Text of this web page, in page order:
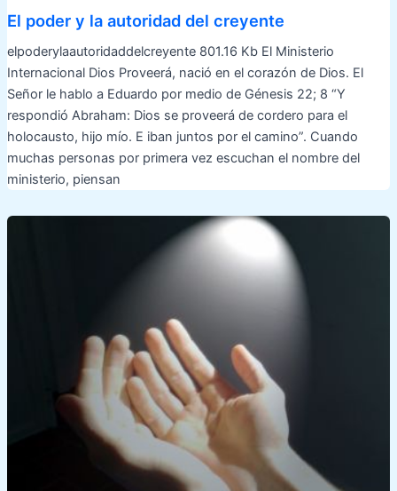
El poder y la autoridad del creyente
elpoderylaautoridaddelcreyente 801.16 Kb El Ministerio
Internacional Dios Proveerá, nació en el corazón de Dios. El
Señor le hablo a Eduardo por medio de Génesis 22; 8 “Y
respondió Abraham: Dios se proveerá de cordero para el
holocausto, hijo mío. E iban juntos por el camino”. Cuando
muchas personas por primera vez escuchan el nombre del
ministerio, piensan